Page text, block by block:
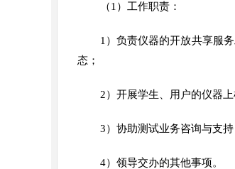
（1）工作职责：
1）负责仪器的开放共享服
态；
2）开展学生、用户的仪器
3）协助测试业务咨询与支持
4）领导交办的其他事项。